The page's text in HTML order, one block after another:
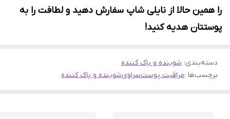
را همین حالا از نایلی شاپ سفارش دهید و لطافت را به
پوستتان هدیه کنید!
دسته‌بندی: شوینده و پاک کننده
برچسب‌ها :مراقبت پوستسراویشوینده و پاک کننده